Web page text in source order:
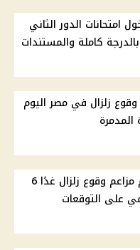
امتحانات الدور الثاني
بالدرجة كاملة والمستندات
زلزال في مصر اليوم
البحوث الفلكية تحسم مزاعم وقوع زلزال غدًا 6
على التوقعات